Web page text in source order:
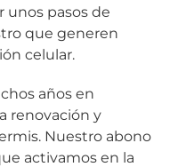
pasos de
que generen
celular.
años en
renovación y
Nuestro abono
activamos en la